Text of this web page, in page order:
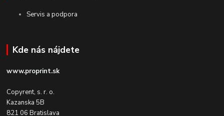
Servis a podpora
Kde nás nájdete
www.proprint.sk
Copyrent, s. r. o.
Kazanska 5B
821 06 Bratislava